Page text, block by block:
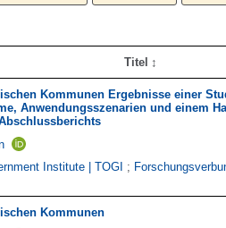
Titel
Kommunen Ergebnisse einer
Anwendungsszenarien und einem
Institute | TOGI ;
Kommunen